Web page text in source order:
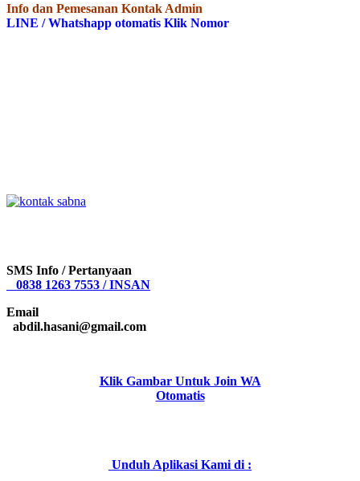
Info dan Pemesanan Kontak Admin
LINE / Whatshapp otomatis Klik Nomor
SMS Info / Pertanyaan
0838 1263 7553 / INSAN
Email
abdil.hasani@gmail.com
Klik Gambar Untuk Join WA
Otomatis
Unduh Aplikasi Kami di :